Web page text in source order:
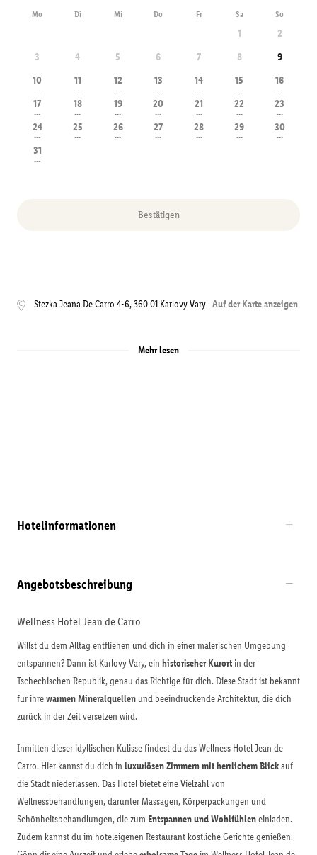
Mo Di Mi Do Fr Sa So
1
2
3
4 5 6 7 8
9
10
---
11
---
12
---
13
---
14
---
15
---
16
---
17
---
18
---
19
---
20
---
21
---
22
---
23
---
24
---
25
---
26
---
27
---
28
---
29
---
30
---
31
---
Bestätigen
Stezka Jeana De Carro 4-6,360 01 Karlovy Vary Auf der Karte anzeigen
Mehr lesen
Hotelinformationen
Angebotsbeschreibung
Wellness Hotel Jean de Carro
Willst du dem Alltag entfliehen und dich in einer malerischen Umgebung
entspannen? Dann ist Karlovy Vary, ein historischer Kurortin der
Tschechischen Republik, genau das Richtige für dich. Diese Stadt ist bekannt
für ihrewarmen Mineralquellen und beeindruckende Architektur, die dich
zurück in der Zeit versetzen wird.
Inmitten dieser idyllischen Kulisse findest du das Wellness Hotel Jean de
Carro. Hier kannst du dich in luxuriösen Zimmern mit herrlichem Blickauf
die Stadt niederlassen. Das Hotel bietet eine Vielzahl von
Wellnessbehandlungen, darunter Massagen, Körperpackungen und
Schönheitsbehandlungen, die zum Entspannen und Wohlfühleneinladen.
Zudem kannst du im hoteleigenen Restaurant köstliche Gerichte genießen.